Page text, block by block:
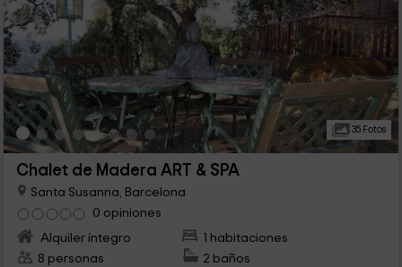
35 Fotos
Chalet de Madera ART & SPA
Santa Susanna, Barcelona
0 opiniones
Alquiler íntegro
1 habitaciones
8 personas
2 baños